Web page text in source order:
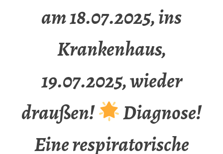
am 18.07.2025, ins
Krankenhaus,
19.07.2025, wieder
draußen!
Diagnose!
Eine respiratorische